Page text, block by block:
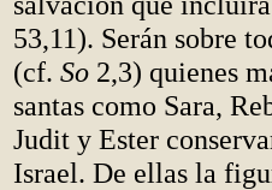
53,11). Serán sobre
(cf. So 2,3) quienes
santas como Sara,
Judit y Ester
Israel. De ellas la